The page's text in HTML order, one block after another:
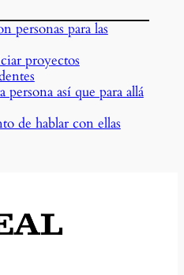
personas para las
proyectos
así que para allá
de hablar con ellas